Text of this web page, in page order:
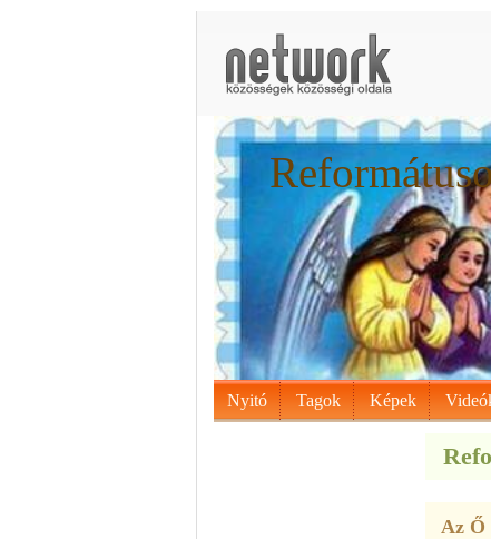
Nyitó Tagok Képek
Az Ő